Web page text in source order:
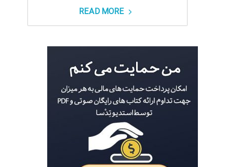
READ MORE